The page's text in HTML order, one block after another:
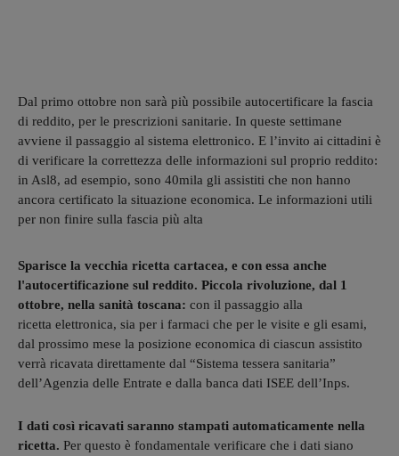
Dal primo ottobre non sarà più possibile autocertificare la fascia
di reddito, per le prescrizioni sanitarie. In queste settimane
avviene il passaggio al sistema elettronico. E l’invito ai cittadini è
di verificare la correttezza delle informazioni sul proprio reddito:
in Asl8, ad esempio, sono 40mila gli assistiti che non hanno
ancora certificato la situazione economica. Le informazioni utili
per non finire sulla fascia più alta
Sparisce la vecchia ricetta cartacea, e con essa anche
l'autocertificazione sul reddito. Piccola rivoluzione, dal 1
ottobre, nella sanità toscana: con il passaggio alla
ricetta elettronica, sia per i farmaci che per le visite e gli esami,
dal prossimo mese la posizione economica di ciascun assistito
verrà ricavata direttamente dal “Sistema tessera sanitaria”
dell’Agenzia delle Entrate e dalla banca dati ISEE dell’Inps.
I dati così ricavati saranno stampati automaticamente nella
ricetta. Per questo è fondamentale verificare che i dati siano